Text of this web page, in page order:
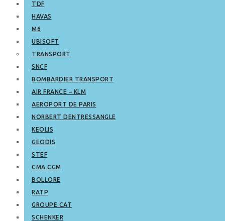
TDF
HAVAS
M6
UBISOFT
TRANSPORT
SNCF
BOMBARDIER TRANSPORT
AIR FRANCE – KLM
AEROPORT DE PARIS
NORBERT DENTRESSANGLE
KEOLIS
GEODIS
STEF
CMA CGM
BOLLORE
RATP
GROUPE CAT
SCHENKER